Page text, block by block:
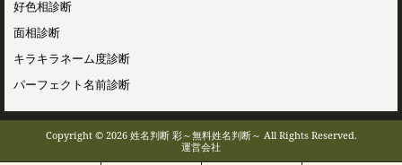
好色相診断
面相診断
キラキラネーム度診断
パーフェクト名前診断
Copyright © 2026 姓名判断 彩～無料姓名判断～ All Rights Reserved.
運営会社